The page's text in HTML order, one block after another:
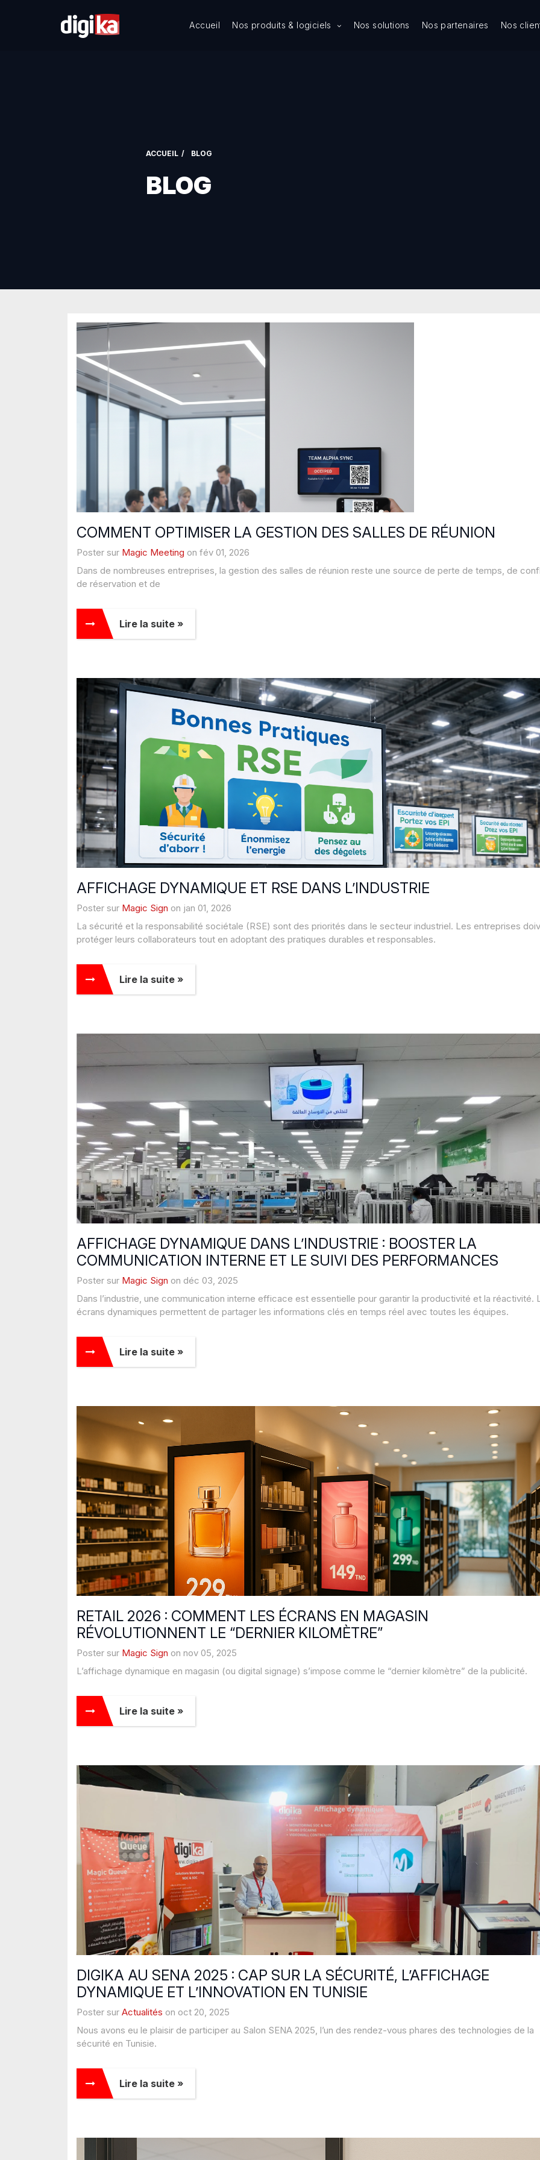
Accueil Nos produits & logiciels Nos solutions Nos partenaires Nos
ACCUEIL BLOG
BLOG
COMMENT OPTIMISER LA GESTION DES SALLES DE RÉUNION
Poster sur Magic Meeting on fév 01, 2026
Dans de nombreuses entreprises, la gestion des salles de réunion reste une source de perte de temps, de
de réservation et de
Lire la suite »
AFFICHAGE DYNAMIQUE ET RSE DANS L’INDUSTRIE
Poster sur Magic Sign on jan 01, 2026
La sécurité et la responsabilité sociétale (RSE) sont des priorités dans le secteur industriel. Les entreprises
protéger leurs collaborateurs tout en adoptant des pratiques durables et responsables.
Lire la suite »
AFFICHAGE DYNAMIQUE DANS L’INDUSTRIE : BOOSTER LA
COMMUNICATION INTERNE ET LE SUIVI DES PERFORMANCES
Poster sur Magic Sign on déc 03, 2025
Dans l’industrie, une communication interne efficace est essentielle pour garantir la productivité et la réactivité.
écrans dynamiques permettent de partager les informations clés en temps réel avec toutes les équipes.
Lire la suite »
RETAIL 2026 : COMMENT LES ÉCRANS EN MAGASIN
RÉVOLUTIONNENT LE “DERNIER KILOMÈTRE”
Poster sur Magic Sign on nov 05, 2025
L’affichage dynamique en magasin (ou digital signage) s’impose comme le “dernier kilomètre” de la publicité.
Lire la suite »
DIGIKA AU SENA 2025 : CAP SUR LA SÉCURITÉ, L’AFFICHAGE
DYNAMIQUE ET L’INNOVATION EN TUNISIE
Poster sur Actualités on oct 20, 2025
Nous avons eu le plaisir de participer au Salon SENA 2025, l’un des rendez-vous phares des technologies de la
sécurité en Tunisie.
Lire la suite »